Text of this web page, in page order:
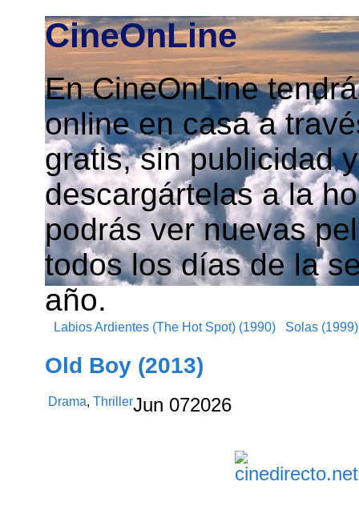
CineOnLine
En CineOnLine
online en casa a
gratis, sin publicidad
descargártelas a la
podrás ver nuevas
todos los días de la
año.
Labios Ardientes (The Hot Spot) (1990) Solas (1999)
Old Boy (2013)
Drama,ThrillerJun 072026